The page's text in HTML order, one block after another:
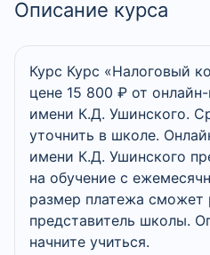
Описание курса
Курс Курс «Налоговый
цене 15 800 ₽ от
имени К.Д. Ушинского.
уточнить в школе.
имени К.Д. Ушинского
на обучение с
размер платежа сможет
представитель школы.
начните учиться.